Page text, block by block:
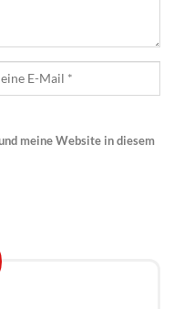
meine Website in diesem